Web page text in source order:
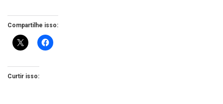
Compartilhe isso:
Curtir isso: